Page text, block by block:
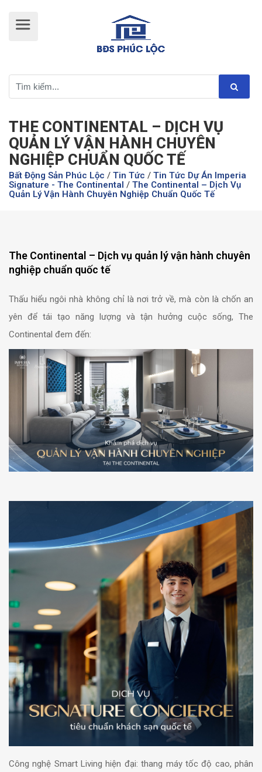
THE CONTINENTAL – DỊCH VỤ
QUẢN LÝ VẬN HÀNH CHUYÊN
NGHIỆP CHUẨN QUỐC TẾ
Bất Động Sản Phúc Lộc / Tin Tức / Tin Tức Dự Án Imperia
Signature - The Continental / The Continental – Dịch Vụ
Quản Lý Vận Hành Chuyên Nghiệp Chuẩn Quốc Tế
The Continental – Dịch vụ quản lý vận hành chuyên
nghiệp chuẩn quốc tế
Thấu hiểu ngôi nhà không chỉ là nơi trở về, mà còn là chốn an
yên để tái tạo năng lượng và tận hưởng cuộc sống, The
Continental đem đến:
Công nghệ Smart Living hiện đại: thang máy tốc độ cao, phân